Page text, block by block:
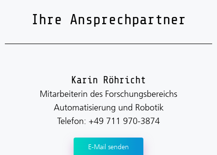
Ihre Ansprechpartner
Karin Röhricht
Mitarbeiterin des Forschungsbereichs
Automatisierung und Robotik
Telefon: +49 711 970-3874
E-Mail senden